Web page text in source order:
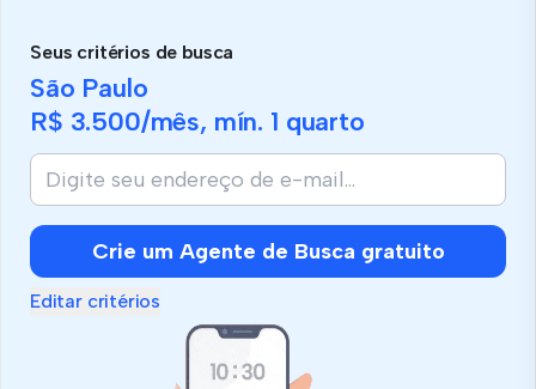
Seus critérios de busca
São Paulo
R$ 3.500/mês, mín. 1 quarto
Se
você
é
humano,
ignore
este
Crie um Agente de Busca gratuito
Editar critérios